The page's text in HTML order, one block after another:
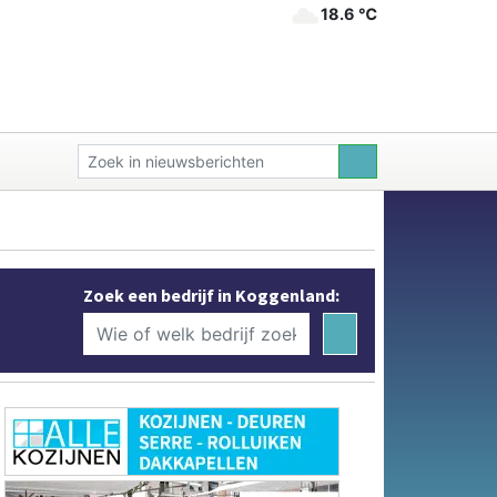
18.6 ℃
Zoek een bedrijf in Koggenland: